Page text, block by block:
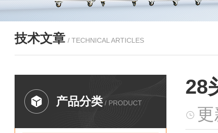
技术文章 / TECHNICAL ARTICLES
产品分类 / PRODUCT
28